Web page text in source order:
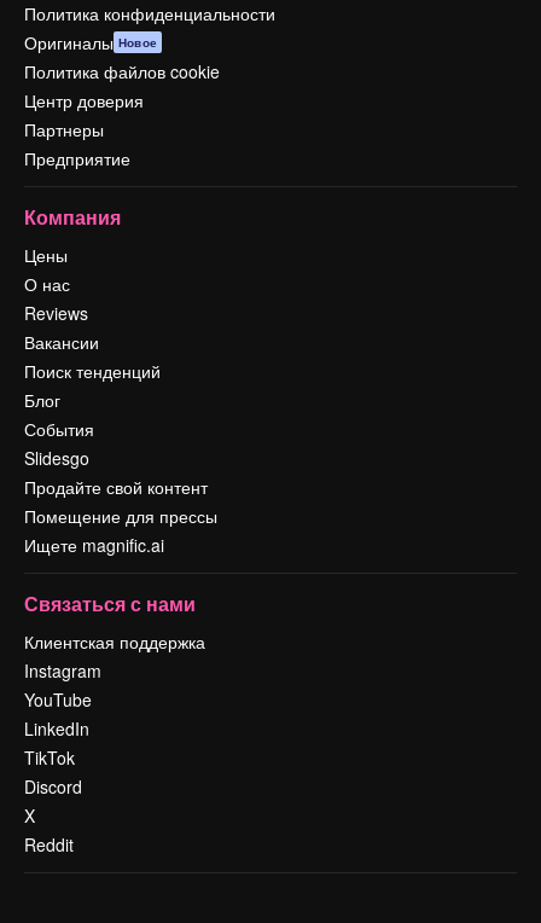
Политика конфиденциальности
Оригиналы Новое
Политика файлов cookie
Центр доверия
Партнеры
Предприятие
Компания
Цены
О нас
Reviews
Вакансии
Поиск тенденций
Блог
События
Slidesgo
Продайте свой контент
Помещение для прессы
Ищете magnific.ai
Связаться с нами
Клиентская поддержка
Instagram
YouTube
LinkedIn
TikTok
Discord
X
Reddit